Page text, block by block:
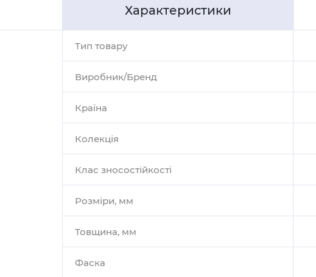
Характеристики
Тип товару
Виробник/Бренд
Країна
Колекція
Клас зносостійкості
Розміри, мм
Товщина, мм
Фаска